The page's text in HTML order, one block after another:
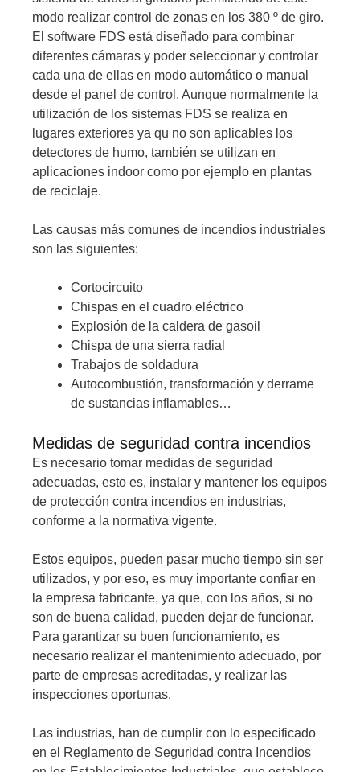
modo realizar control de zonas en los 380 º de giro.
El software FDS está diseñado para combinar
diferentes cámaras y poder seleccionar y controlar
cada una de ellas en modo automático o manual
desde el panel de control. Aunque normalmente la
utilización de los sistemas FDS se realiza en
lugares exteriores ya qu no son aplicables los
detectores de humo, también se utilizan en
aplicaciones indoor como por ejemplo en plantas
de reciclaje.
Las causas más comunes de incendios industriales
son las siguientes:
Cortocircuito
Chispas en el cuadro eléctrico
Explosión de la caldera de gasoil
Chispa de una sierra radial
Trabajos de soldadura
Autocombustión, transformación y derrame
de sustancias inflamables…
Medidas de seguridad contra incendios
Es necesario tomar medidas de seguridad
adecuadas, esto es, instalar y mantener los equipos
de protección contra incendios en industrias,
conforme a la normativa vigente.
Estos equipos, pueden pasar mucho tiempo sin ser
utilizados, y por eso, es muy importante confiar en
la empresa fabricante, ya que, con los años, si no
son de buena calidad, pueden dejar de funcionar.
Para garantizar su buen funcionamiento, es
necesario realizar el mantenimiento adecuado, por
parte de empresas acreditadas, y realizar las
inspecciones oportunas.
Las industrias, han de cumplir con lo especificado
en el Reglamento de Seguridad contra Incendios